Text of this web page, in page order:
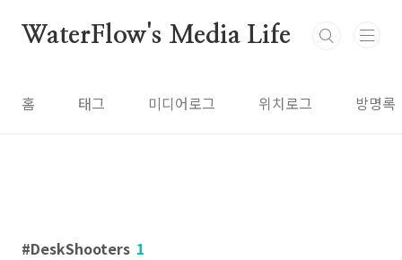
WaterFlow's Media Life
홈 태그 미디어로그 위치로그 방명록
DeskShooters 1